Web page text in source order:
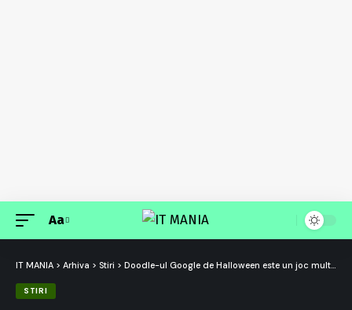
Font
Aa
IT MANIA > Arhiva > Stiri > Doodle-ul Google de Halloween este un joc multiplayer
STIRI